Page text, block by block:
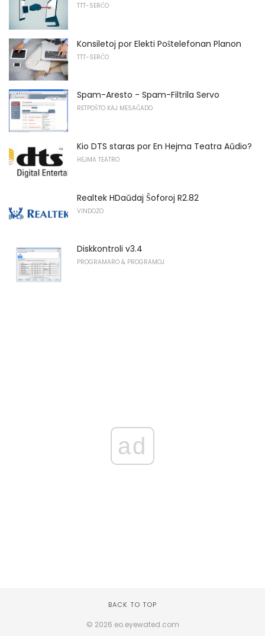
TTT-SERĈO
Konsiletoj por Elekti Poŝtelefonan Planon
TTT-SERĈO
Spam-Aresto - Spam-Filtrila Servo
RETPOŜTO KAJ MESAĜADO
Kio DTS staras por En Hejma Teatra Aŭdio?
HEJMA TEATRO
Realtek HDaŭdaj Ŝoforoj R2.82
VINDOZO
Diskkontroli v3.4
PROGRAMARO & PROGRAMOJ
ad
BACK TO TOP
© 2026 eo.eyewated.com